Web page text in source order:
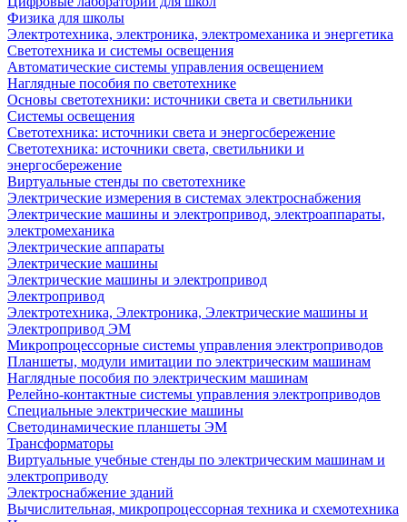
Физика для школы
Электротехника, электроника, электромеханика и энергетика
Светотехника и системы освещения
Автоматические системы управления освещением
Наглядные пособия по светотехнике
Основы светотехники: источники света и светильники
Системы освещения
Светотехника: источники света и энергосбережение
Светотехника: источники света, светильники и
энергосбережение
Виртуальные стенды по светотехнике
Электрические измерения в системах электроснабжения
Электрические машины и электропривод, электроаппараты,
электромеханика
Электрические аппараты
Электрические машины
Электрические машины и электропривод
Электропривод
Электротехника, Электроника, Электрические машины и
Электропривод ЭМ
Микропроцессорные системы управления электроприводов
Планшеты, модули имитации по электрическим машинам
Наглядные пособия по электрическим машинам
Релейно-контактные системы управления электроприводов
Специальные электрические машины
Светодинамические планшеты ЭМ
Трансформаторы
Виртуальные учебные стенды по электрическим машинам и
электроприводу
Электроснабжение зданий
Вычислительная, микропроцессорная техника и схемотехника